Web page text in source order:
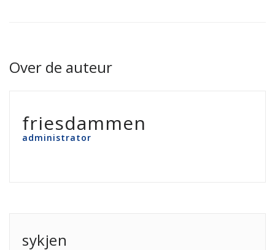
Over de auteur
friesdammen
administrator
sykjen